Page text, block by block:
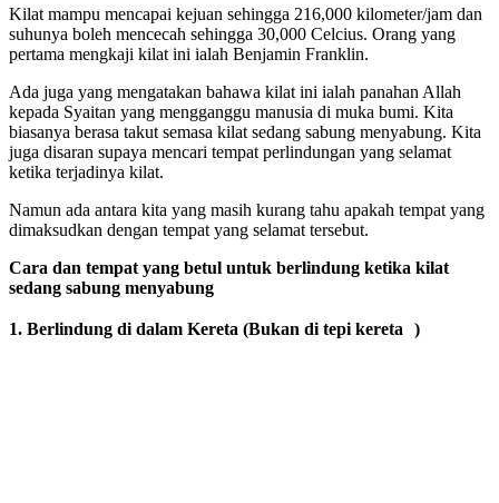
Kilat mampu mencapai kejuan sehingga 216,000 kilometer/jam dan
suhunya boleh mencecah sehingga 30,000 Celcius. Orang yang
pertama mengkaji kilat ini ialah Benjamin Franklin.
Ada juga yang mengatakan bahawa kilat ini ialah panahan Allah
kepada Syaitan yang mengganggu manusia di muka bumi. Kita
biasanya berasa takut semasa kilat sedang sabung menyabung. Kita
juga disaran supaya mencari tempat perlindungan yang selamat
ketika terjadinya kilat.
Namun ada antara kita yang masih kurang tahu apakah tempat yang
dimaksudkan dengan tempat yang selamat tersebut.
Cara dan tempat yang betul untuk berlindung ketika kilat
sedang sabung menyabung
1. Berlindung di dalam Kereta (Bukan di tepi kereta )